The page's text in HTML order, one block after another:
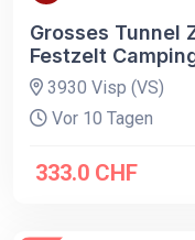
Grosses Tunnel
Festzelt
3930 Visp (VS)
Vor 10 Tagen
333.0 CHF